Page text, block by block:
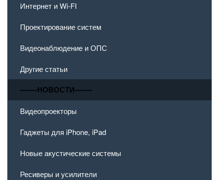
Интернет и Wi-FI
Проектирование систем
Видеонаблюдение и ОПС
Другие статьи
-------НОВОСТИ-------
Видеопроекторы
Гаджеты для iPhone, iPad
Новые акустические системы
Ресиверы и усилители